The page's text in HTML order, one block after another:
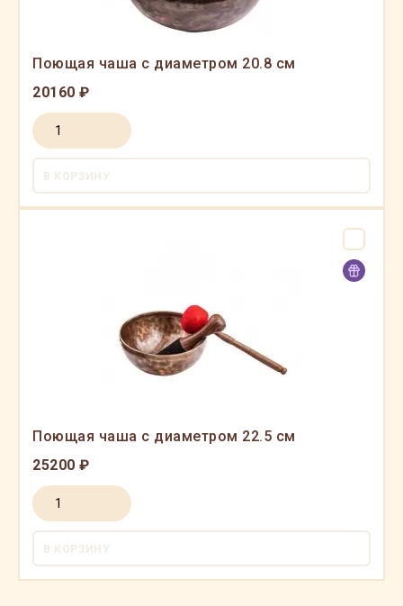
Поющая чаша с диаметром 20.8 см
20160 ₽
В КОРЗИНУ
Поющая чаша с диаметром 22.5 см
25200 ₽
В КОРЗИНУ